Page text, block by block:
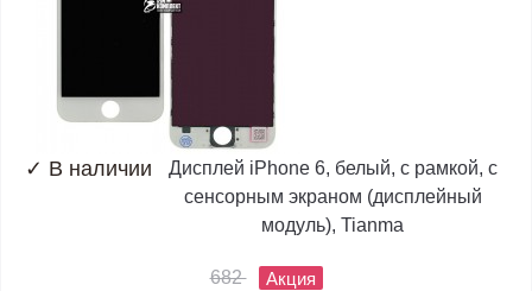
✓ В наличии
Дисплей iPhone 6, белый, с рамкой, с
сенсорным экраном (дисплейный
модуль), Tianma
682 Акция